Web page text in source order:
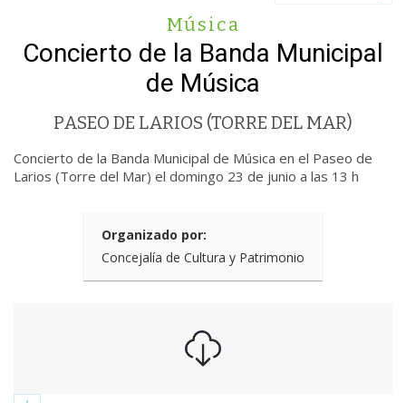
Música
Concierto de la Banda Municipal
de Música
PASEO DE LARIOS (TORRE DEL MAR)
Concierto de la Banda Municipal de Música en el Paseo de
Larios (Torre del Mar) el domingo 23 de junio a las 13 h
Organizado por:
Concejalía de Cultura y Patrimonio